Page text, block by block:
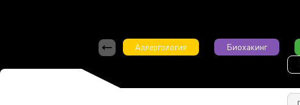
Аллергология
Биохакинг